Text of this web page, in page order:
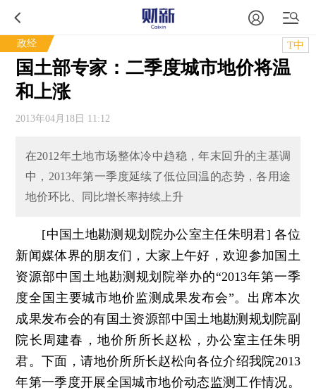
政经 T中
国土部专家：二季度城市地价将温
和上涨
2013年04月18日 11:12
在2012年土地市场整体冷中趋稳，年末回升的主基调
中，2013年第一季度延续了低位回温的态势，各用途
地价环比、同比增长率持续上升
[中国土地勘测规划院办公室主任朱明君] 各位
新闻媒体界的朋友们，大家上午好，欢迎参加国土
资源部中国土地勘测规划院举办的“2013年第一季
度全国主要城市地价监测成果发布会”。出席本次
成果发布会的有国土资源部中国土地勘测规划院副
院长周建春，地价所所长赵松，办公室主任朱明
君。下面，请地价所所长赵松向各位介绍我院2013
年第一季度开展全国城市地价动态监测工作情况。